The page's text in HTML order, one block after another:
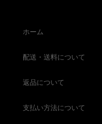
ホーム
配送・送料について
返品について
支払い方法について